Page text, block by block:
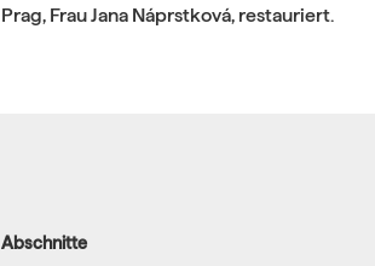
Prag, Frau Jana Náprstková, restauriert.
Abschnitte